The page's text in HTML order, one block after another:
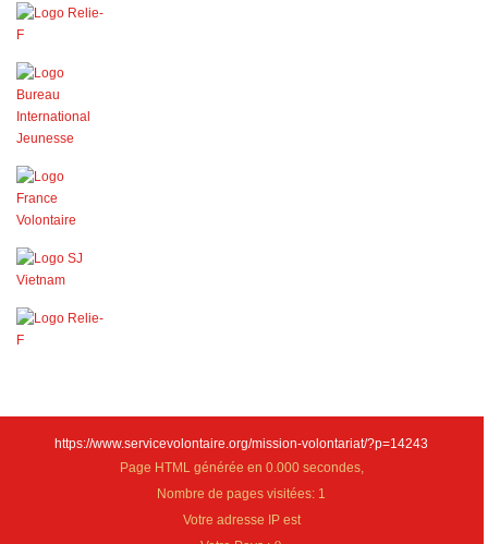
https://www.servicevolontaire.org/mission-volontariat/?p=14243
Page HTML générée en 0.000 secondes,
Nombre de pages visitées: 1
Votre adresse IP est